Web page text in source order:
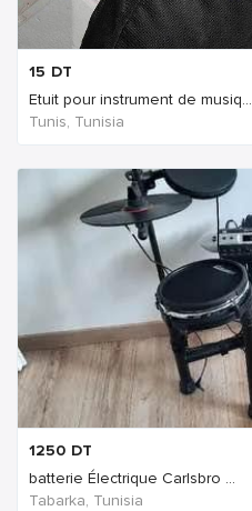
15 DT
Etuit pour instrument de musiq...
Tunis, Tunisia
1250 DT
batterie Électrique Carlsbro ...
Tabarka, Tunisia